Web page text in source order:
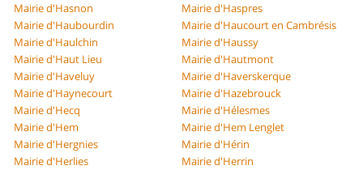
Mairie d'Hasnon
Mairie d'Haspres
Mairie d'Haubourdin
Mairie d'Haucourt en Cambrésis
Mairie d'Haulchin
Mairie d'Haussy
Mairie d'Haut Lieu
Mairie d'Hautmont
Mairie d'Haveluy
Mairie d'Haverskerque
Mairie d'Haynecourt
Mairie d'Hazebrouck
Mairie d'Hecq
Mairie d'Hélesmes
Mairie d'Hem
Mairie d'Hem Lenglet
Mairie d'Hergnies
Mairie d'Hérin
Mairie d'Herlies
Mairie d'Herrin